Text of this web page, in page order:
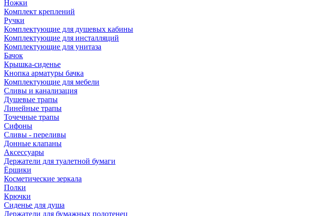
Ножки
Комплект креплений
Ручки
Комплектующие для душевых кабины
Комплектующие для инсталляций
Комплектующие для унитаза
Бачок
Крышка-сиденье
Кнопка арматуры бачка
Комплектующие для мебели
Сливы и канализация
Душевые трапы
Линейные трапы
Точечные трапы
Сифоны
Сливы - переливы
Донные клапаны
Аксессуары
Держатели для туалетной бумаги
Ёршики
Косметические зеркала
Полки
Крючки
Сиденье для душа
Держатели для бумажных полотенец